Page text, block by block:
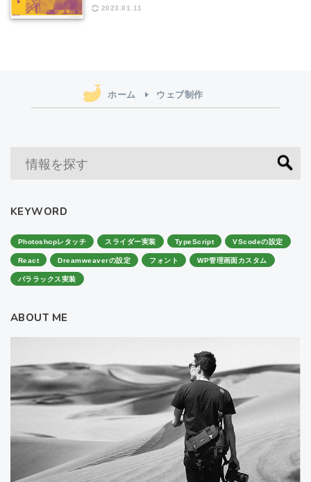
2023.01.11
ホーム ウェブ制作
KEYWORD
Photoshopレタッチ スライダー実装 TypeScript
VScodeの設定
React
Dreamweaverの設定 フォント
WP管理画面カスタム
パララックス実装
ABOUT ME